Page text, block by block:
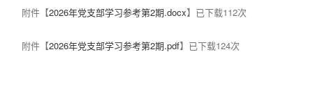
附件【2026年党支部学习参考第2期.docx】已下载112次
附件【2026年党支部学习参考第2期.pdf】已下载124次